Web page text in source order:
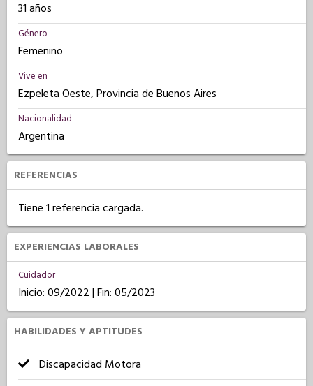
31 años
Género
Femenino
Vive en
Ezpeleta Oeste, Provincia de Buenos Aires
Nacionalidad
Argentina
REFERENCIAS
Tiene 1 referencia cargada.
EXPERIENCIAS LABORALES
Cuidador
Inicio: 09/2022 | Fin: 05/2023
HABILIDADES Y APTITUDES
Discapacidad Motora